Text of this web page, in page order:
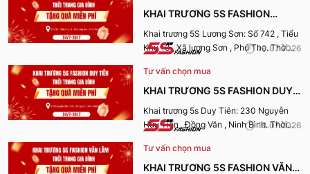
KHAI TRƯƠNG 5S FASHION
LƯƠNG SƠN
Khai trương 5S Lương Sơn: Số 742 , Tiểu
Khu 13 , Xã lương Sơn , Phú Thọ. Thời
19.07.2026
Tư vấn chọn mua
KHAI TRƯƠNG 5S FASHION DUY
TIÊN
Khai trương 5s Duy Tiên: 230 Nguyễn
Hữu Tiến , Đồng Văn , Ninh Bình. Thời
18.07.2026
Tư vấn chọn mua
KHAI TRƯƠNG 5S FASHION VĂN